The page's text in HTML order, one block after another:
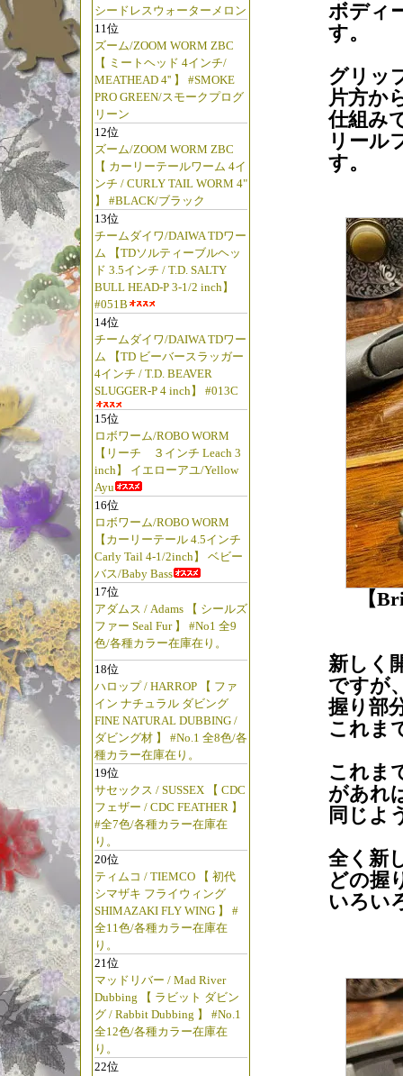
シードレスウォーターメロン
11位
ズーム/ZOOM WORM ZBC
【 ミートヘッド 4インチ/
MEATHEAD 4'' 】 #SMOKE
PRO GREEN/スモークプログ
リーン
12位
ズーム/ZOOM WORM ZBC
【 カーリーテールワーム 4イ
ンチ / CURLY TAIL WORM 4"
】 #BLACK/ブラック
13位
チームダイワ/DAIWA TDワー
ム 【TDソルティーブルヘッ
ド 3.5インチ / T.D. SALTY
BULL HEAD-P 3-1/2 inch】
#051B
14位
チームダイワ/DAIWA TDワー
ム 【TD ビーバースラッガー
4インチ / T.D. BEAVER
SLUGGER-P 4 inch】 #013C
15位
ロボワーム/ROBO WORM
【リーチ ３インチ Leach 3
inch】 イエローアユ/Yellow
Ayu
16位
ロボワーム/ROBO WORM
【カーリーテール 4.5インチ
Carly Tail 4-1/2inch】 ベビー
バス/Baby Bass
17位
アダムス / Adams 【 シールズ
ファー Seal Fur 】 #No1 全9
色/各種カラー在庫在り。
18位
ハロップ / HARROP 【 ファ
イン ナチュラル ダビング
FINE NATURAL DUBBING /
ダビング材 】 #No.1 全8色/各
種カラー在庫在り。
19位
サセックス / SUSSEX 【 CDC
フェザー / CDC FEATHER 】
#全7色/各種カラー在庫在
り。
20位
ティムコ / TIEMCO 【 初代
シマザキ フライウィング
SHIMAZAKI FLY WING 】 #
全11色/各種カラー在庫在
り。
21位
マッドリバー / Mad River
Dubbing 【 ラビット ダビン
グ / Rabbit Dubbing 】 #No.1
全12色/各種カラー在庫在
り。
22位
ボディ
す。
グリッ
片方か
仕組み
リール
す。
【
新しく
ですが
握り部
これま
これま
があれ
同じよ
全く新
どの握
いろい